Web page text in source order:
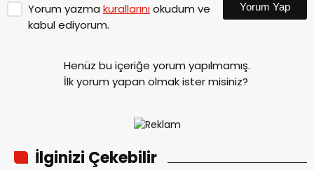
Yorum yazma kurallarınıokudum ve
kabul ediyorum.
Yorum Yap
Henüz bu içeriğe yorum yapılmamış.
İlk yorum yapan olmak ister misiniz?
İlginizi Çekebilir